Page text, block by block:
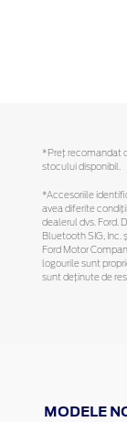
*Preţ recomandat
stocului disponibil.
*Accesoriile
avea diferite
dealerul dvs. Ford.
Bluetooth SIG, Inc.
Ford Motor
logourile sunt
sunt deținute de
MODELE